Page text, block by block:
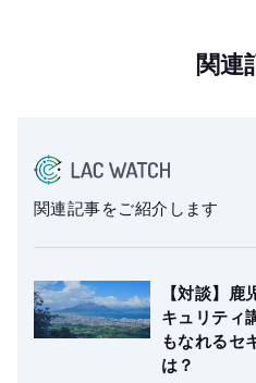
関連
関連記事をご紹介します
【対談】
キュリティ
もなれるセ
は？